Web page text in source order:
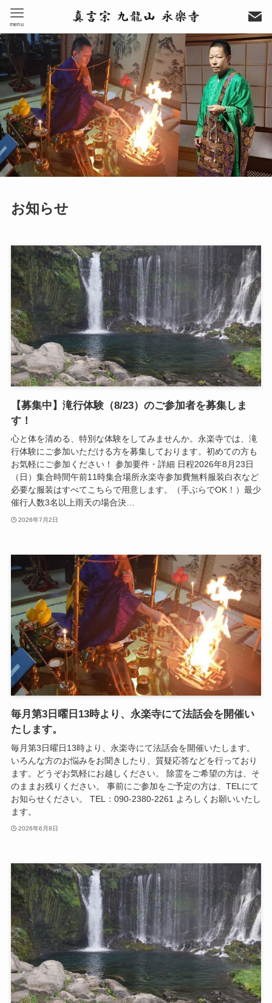
menu
お知らせ
【募集中】滝行体験（8/23）のご参加者を募集しま
す！
心と体を清める、特別な体験をしてみませんか。永楽寺では、滝
行体験にご参加いただける方を募集しております。初めての方も
お気軽にご参加ください！ 参加要件・詳細 日程2026年8月23日
（日）集合時間午前11時集合場所永楽寺参加費無料服装白衣など
必要な服装はすべてこちらで用意します。（手ぶらでOK！）最少
催行人数3名以上雨天の場合決…
2026年7月2日
毎月第3日曜日13時より、永楽寺にて法話会を開催い
たします。
毎月第3日曜日13時より、永楽寺にて法話会を開催いたします。
いろんな方のお悩みをお聞きしたり、質疑応答などを行っており
ます。どうぞお気軽にお越しください。 除霊をご希望の方は、そ
のままお残りください。 事前にご参加をご予定の方は、TELにて
お知らせください。 TEL：090-2380-2261 よろしくお願いいたし
ます。
2026年6月8日